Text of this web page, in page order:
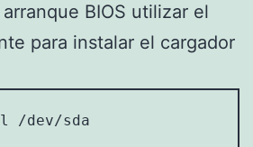
BIOS utilizar el
para instalar el cargador
/dev/sda